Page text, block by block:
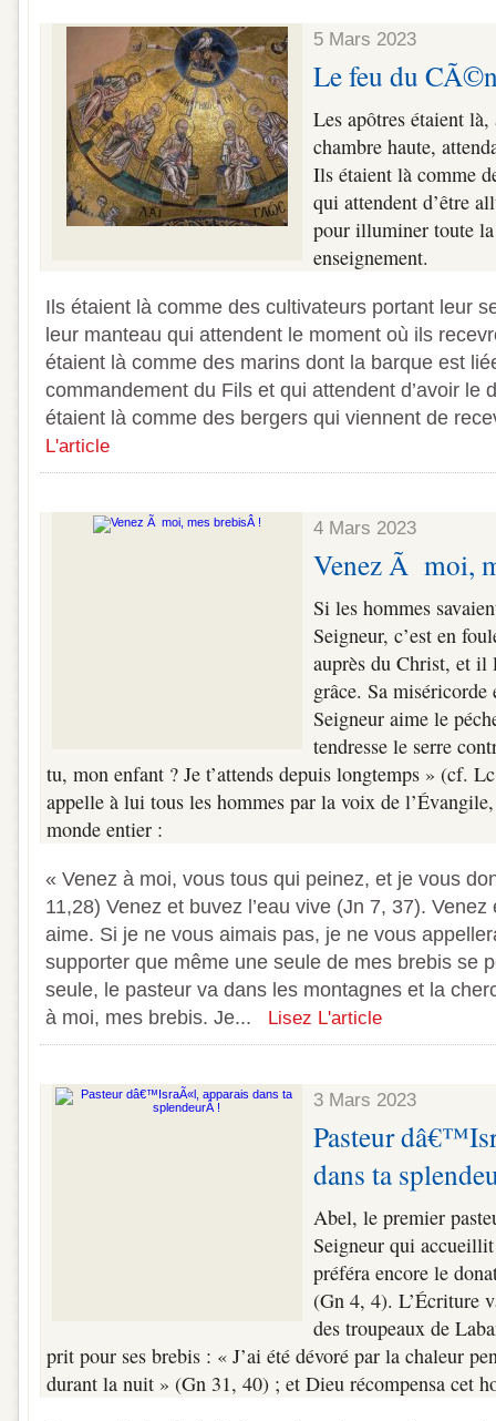
5 Mars 2023
Le feu du
Les apôtres étaient
chambre haute,
Ils étaient là comme
qui attendent d’être
pour illuminer toute
enseignement.
Ils étaient là comme des cultivateurs portant leur
leur manteau qui attendent le moment où ils
étaient là comme des marins dont la barque est
commandement du Fils et qui attendent d’avoir le
étaient là comme des bergers qui viennent de
L'article
4 Mars 2023
Venez Ã moi,
Si les hommes
Seigneur, c’est en
auprès du Christ, et il
grâce. Sa
Seigneur aime le
tendresse le serre
tu, mon enfant ? Je t’attends depuis longtemps » (cf.
appelle à lui tous les hommes par la voix de
monde entier :
« Venez à moi, vous tous qui peinez, et je vous
11,28) Venez et buvez l’eau vive (Jn 7, 37).
aime. Si je ne vous aimais pas, je ne vous
supporter que même une seule de mes brebis se
seule, le pasteur va dans les montagnes et la
à moi, mes brebis. Je...
Lisez L'article
3 Mars 2023
Pasteur
dans ta
Abel, le premier
Seigneur qui
préféra encore le
(Gn 4, 4). L’Écriture
des troupeaux de
prit pour ses brebis : « J’ai été dévoré par la chaleur
durant la nuit » (Gn 31, 40) ; et Dieu récompensa cet